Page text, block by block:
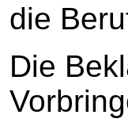
die
Die